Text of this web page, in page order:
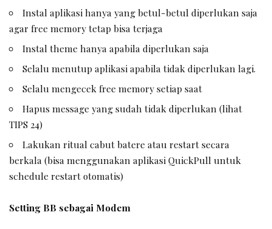
Instal aplikasi hanya yang betul-betul diperlukan saja
agar free memory tetap bisa terjaga
Instal theme hanya apabila diperlukan saja
Selalu menutup aplikasi apabila tidak diperlukan lagi.
Selalu mengecek free memory setiap saat
Hapus message yang sudah tidak diperlukan (lihat
TIPS 24)
Lakukan ritual cabut batere atau restart secara
berkala (bisa menggunakan aplikasi QuickPull untuk
schedule restart otomatis)
Setting BB sebagai Modem